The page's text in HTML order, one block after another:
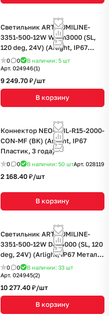
Светильник ART-LUMILINE-
3351-500-12W Warm3000 (SL,
120 deg, 24V) (Arlight, IP67
Металл, 3 года)
0 0 В наличии: 5 шт
Арт. 024946(1)
9 249.70 ₽/шт
В корзину
Коннектор NEO-TAIL-R15-2000-
CON-MF (BK) (Arlight, IP67
Пластик, 3 года)
0 0 В наличии: 50 штАрт. 028119
2 168.40 ₽/шт
В корзину
Светильник ART-LUMILINE-
3351-500-12W Day4000 (SL, 120
deg, 24V) (Arlight, IP67 Металл,
3 года)
0 0 В наличии: 33 шт
Арт. 024945(2)
10 277.40 ₽/шт
В корзину